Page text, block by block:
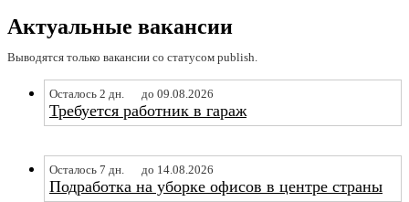
Актуальные вакансии
Выводятся только вакансии со статусом publish.
Осталось 2 дн. до 09.08.2026
Требуется работник в гараж
Осталось 7 дн. до 14.08.2026
Подработка на уборке офисов в центре страны